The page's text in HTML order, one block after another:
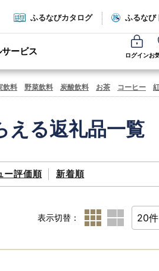
ふるなびカタログ ふるなび
ービス ログインお
飲料 野菜飲料 炭酸飲料 お茶 コーヒー
える返礼品一覧
ー評価順 新着順
表示切替：